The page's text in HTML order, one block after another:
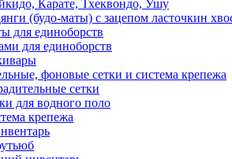
Карате, Тхеквондо, Ушу
(будо-маты) с зацепом ласточкин
для единоборств
для единоборств
фоновые сетки и система крепежа
сетки
для водного поло
крепежа